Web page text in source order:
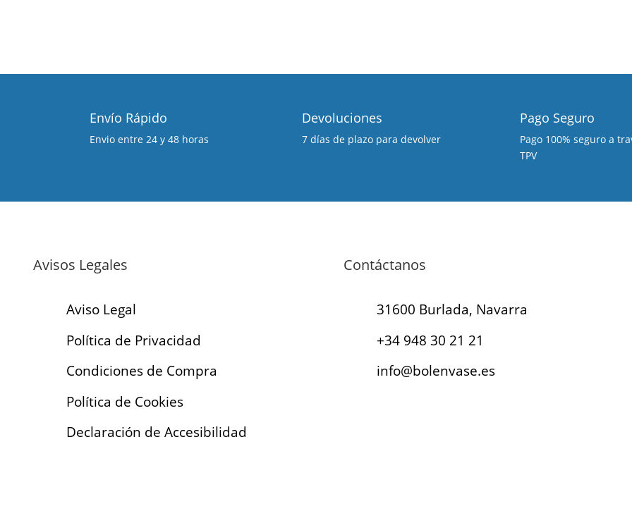
Envío Rápido
Envio entre 24 y 48 horas
Devoluciones
7 días de plazo para devolver
Pago Seguro
Pago 100% seguro a
TPV
Avisos Legales
Aviso Legal
Política de Privacidad
Condiciones de Compra
Política de Cookies
Declaración de Accesibilidad
Contáctanos
31600 Burlada, Navarra
+34 948 30 21 21
info@bolenvase.es